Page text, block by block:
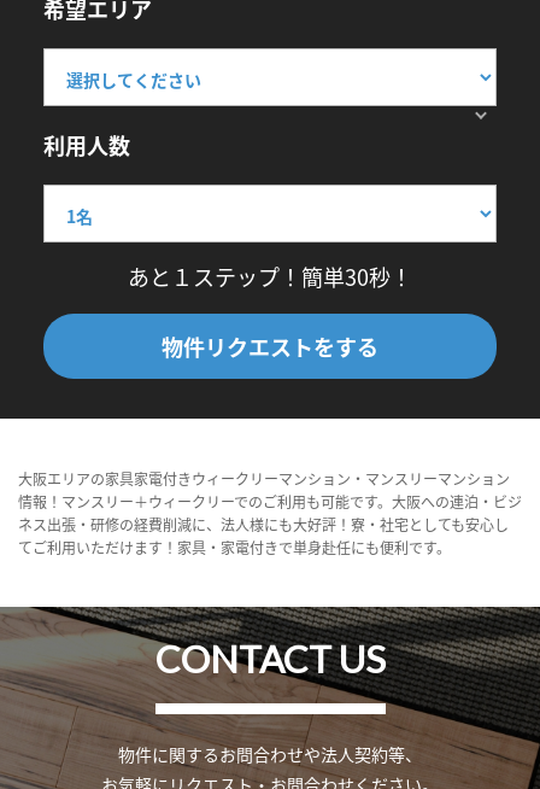
希望エリア
利用人数
あと１ステップ！簡単30秒！
物件リクエストをする
大阪エリアの家具家電付きウィークリーマンション・マンスリーマンション
情報！マンスリー＋ウィークリーでのご利用も可能です。大阪への連泊・ビジ
ネス出張・研修の経費削減に、法人様にも大好評！寮・社宅としても安心し
てご利用いただけます！家具・家電付きで単身赴任にも便利です。
CONTACT US
物件に関するお問合わせや法人契約等、